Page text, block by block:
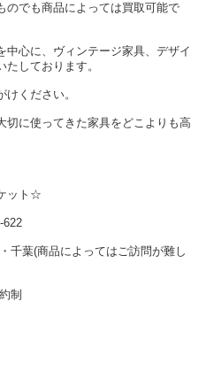
のでも商品によっては買取可能で
中心に、ヴィンテージ家具、デザイ
しております。
ください。
切に使ってきた家具をどこよりも高
ット☆
622
千葉(商品によってはご訪問が難し
制